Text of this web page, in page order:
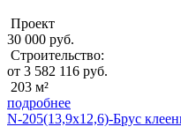
Проект
30 000 руб.
Строительство:
от 3 582 116 руб.
203 м²
подробнее
N-205(13,9x12,6)-Брус